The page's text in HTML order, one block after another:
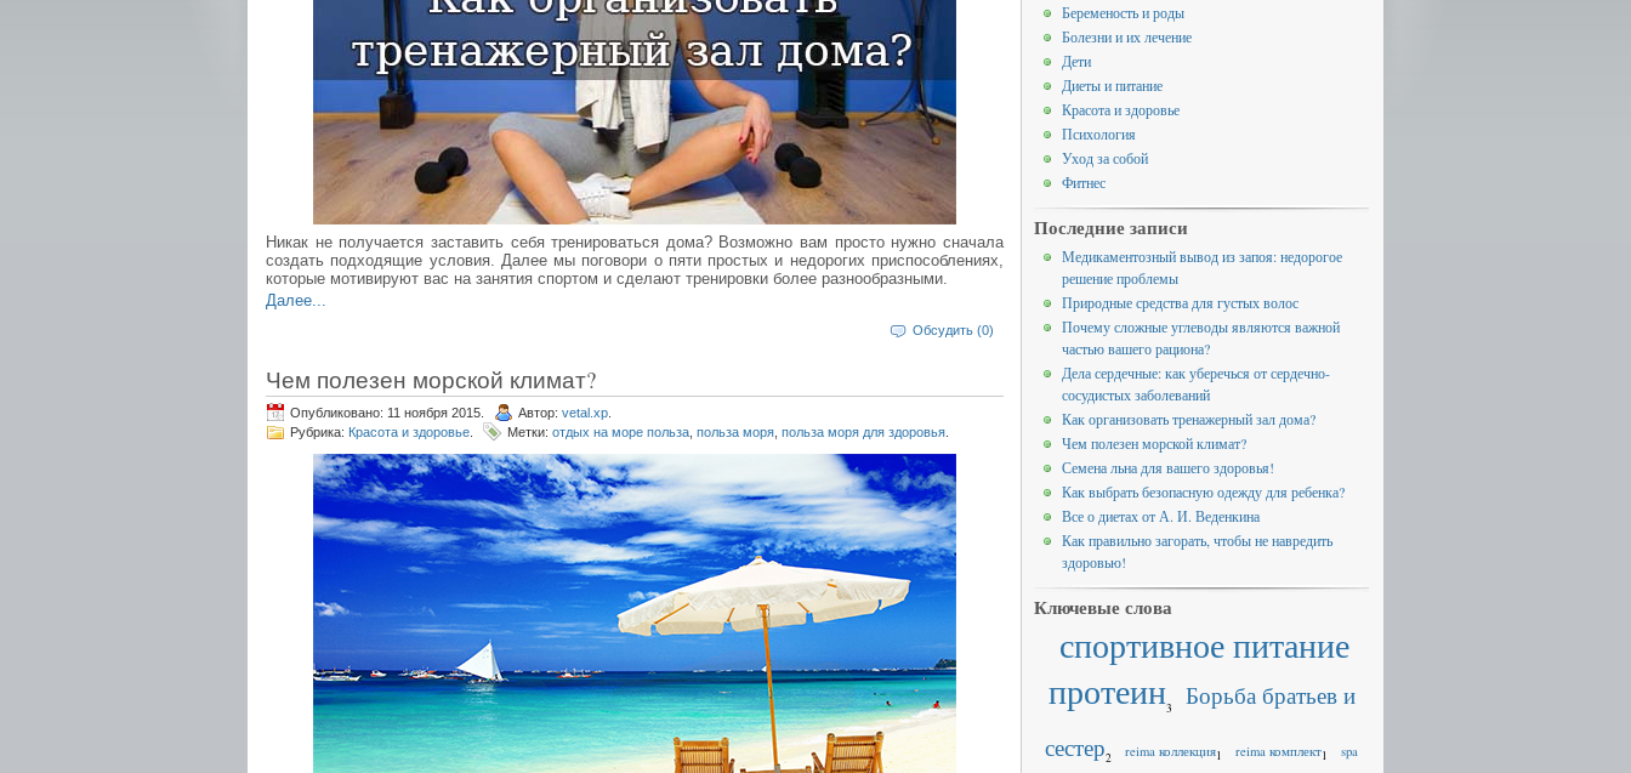
Никак не получается заставить себя тренироваться дома? Возможно вам просто нужно сначала
создать подходящие условия. Далее мы поговори о пяти простых и недорогих приспособлениях,
которые мотивируют вас на занятия спортом и сделают тренировки более разнообразными.
Далее...
Обсудить (0)
Чем полезен морской климат?
Опубликовано: 11 ноября 2015. Автор: vetal.xp
Рубрика: Красота и здоровье Метки: отдых на море польза польза моря польза моря для здоровья
Беременость и роды
Болезни и их лечение
Дети
Диеты и питание
Красота и здоровье
Психология
Уход за собой
Фитнес
Последние записи
Медикаментозный вывод из запоя: недорогое
решение проблемы
Природные средства для густых волос
Почему сложные углеводы являются важной
частью вашего рациона?
Дела сердечные: как уберечься от сердечно-
сосудистых заболеваний
Как организовать тренажерный зал дома?
Чем полезен морской климат?
Семена льна для вашего здоровья!
Как выбрать безопасную одежду для ребенка?
Все о диетах от А. И. Веденкина
Как правильно загорать, чтобы не навредить
здоровью!
Ключевые слова
спортивное питание
протеин3
Борьба братьев и
сестер2 reima коллекция1 reima комплект1
spa